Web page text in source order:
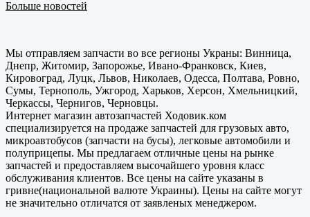
Больше новостей
Мы отправляем запчасти во все регионы Украны: Винница,
Днепр, Житомир, Запорожье, Ивано-Франковск, Киев,
Кировоград, Луцк, Львов, Николаев, Одесса, Полтава, Ровно,
Сумы, Тернополь, Ужгород, Харьков, Херсон, Хмельницкий,
Черкассы, Чернигов, Черновцы.
Интернет магазин автозапчастей Ходовик.ком
специализируется на продаже запчастей для грузовых авто,
микроавтобусов (запчасти на бусы), легковые автомобили и
полуприцепы. Мы предлагаем отличные цены на рынке
запчастей и предоставляем высочайшего уровня класс
обслуживания клиентов. Все цены на сайте указаны в
гривне(национальной валюте Украины). Цены на сайте могут
не значительно отличатся от заявленых менеджером.